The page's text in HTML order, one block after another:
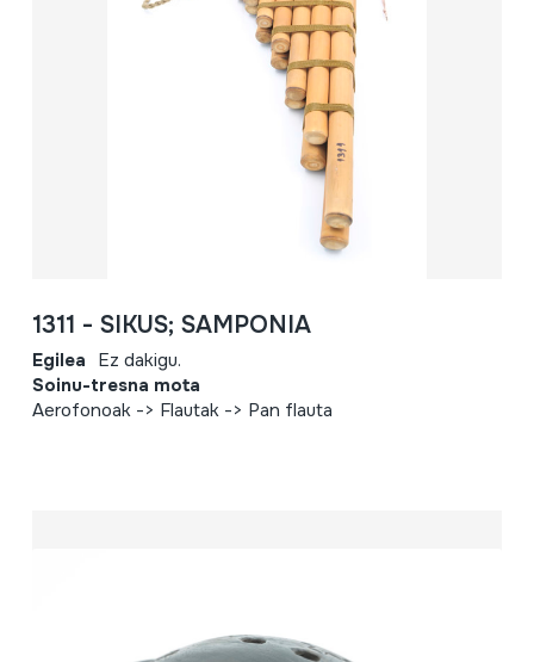
1311 - SIKUS; SAMPONIA
Egilea Ez dakigu.
Soinu-tresna mota
Aerofonoak -> Flautak -> Pan flauta